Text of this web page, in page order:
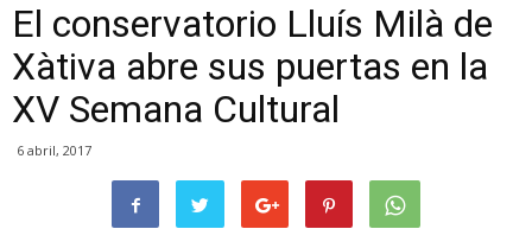
El conservatorio Lluís Milà de
Xàtiva abre sus puertas en la
XV Semana Cultural
6 abril, 2017